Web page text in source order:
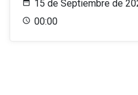
15 de Septiembre de
00:00